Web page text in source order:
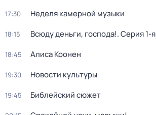
17:30 Неделя камерной музыки
18:15 Всюду деньги, господа!. Серия 1-я
18:45 Алиса Коонен
19:30 Новости культуры
19:45 Библейский сюжет